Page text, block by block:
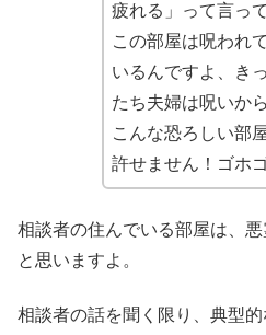
疲れる」って言って
この部屋は呪われ
いるんですよ、き
たち夫婦は呪いか
こんな恐ろしい部
許せません！ゴホ
相談者の住んでいる部屋は、
と思いますよ。
相談者の話を聞く限り、典型